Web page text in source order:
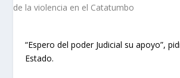
“Espero del poder Judicial su apoyo”,
Estado.